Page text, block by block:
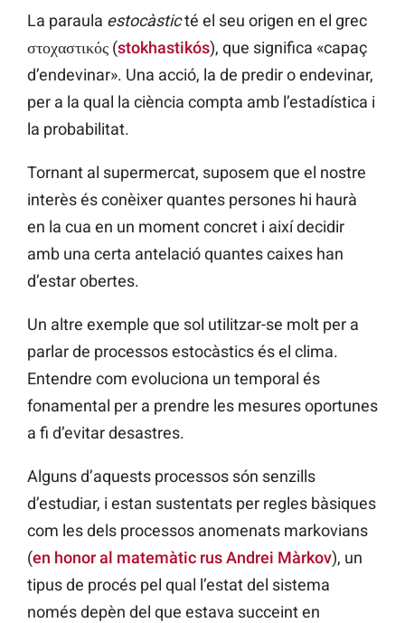
La paraula estocàsticté el seu origen en el grec
στοχαστικός (stokhastikós), que significa «capaç
d’endevinar». Una acció, la de predir o endevinar,
per a la qual la ciència compta amb l’estadística i
la probabilitat.
Tornant al supermercat, suposem que el nostre
interès és conèixer quantes persones hi haurà
en la cua en un moment concret i així decidir
amb una certa antelació quantes caixes han
d’estar obertes.
Un altre exemple que sol utilitzar-se molt per a
parlar de processos estocàstics és el clima.
Entendre com evoluciona un temporal és
fonamental per a prendre les mesures oportunes
a fi d’evitar desastres.
Alguns d’aquests processos són senzills
d’estudiar, i estan sustentats per regles bàsiques
com les dels processos anomenats markovians
(en honor al matemàtic rus Andrei Màrkov), un
tipus de procés pel qual l’estat del sistema
només depèn del que estava succeint en